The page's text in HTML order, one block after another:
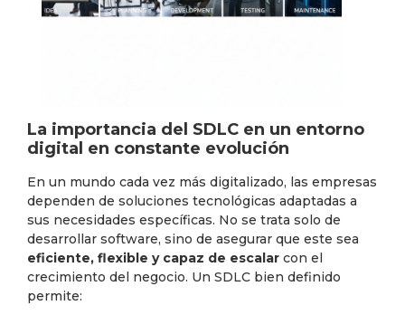
La importancia del SDLC en un entorno
digital en constante evolución
En un mundo cada vez más digitalizado, las empresas
dependen de soluciones tecnológicas adaptadas a
sus necesidades específicas. No se trata solo de
desarrollar software, sino de asegurar que este sea
eficiente, flexible y capaz de escalar con el
crecimiento del negocio. Un SDLC bien definido
permite: